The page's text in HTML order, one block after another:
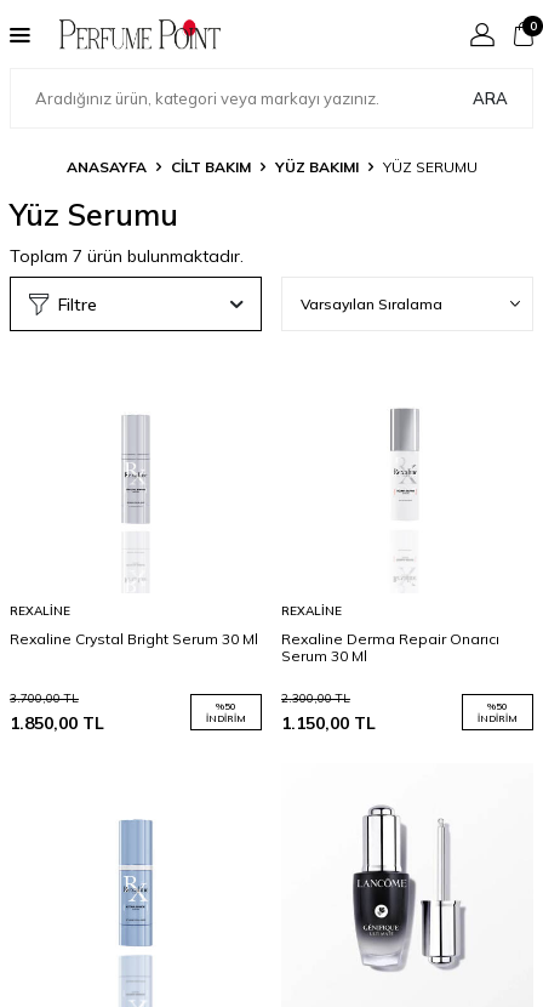
ARA
0
ANASAYFA CILT BAKIM YÜZ BAKIMI YÜZ SERUMU
Yüz Serumu
Toplam 7 ürün bulunmaktadır.
Filtre
REXALINE
Rexaline Crystal Bright Serum 30 Ml
3.700,00TL
1.850,00 TL
%50
İNDIRIM
REXALINE
Rexaline Derma Repair Onarıcı
Serum 30 Ml
2.300,00TL
1.150,00 TL
%50
İNDIRIM